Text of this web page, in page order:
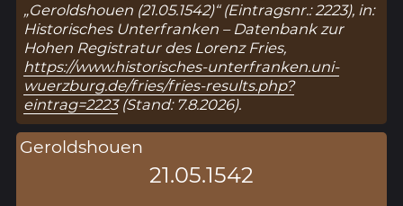
„Geroldshouen (21.05.1542)“ (Eintragsnr.: 2223), in:
Historisches Unterfranken – Datenbank zur
Hohen Registratur des Lorenz Fries,
https://www.historisches-unterfranken.uni-
wuerzburg.de/fries/fries-results.php?
eintrag=2223(Stand: 7.8.2026).
Geroldshouen
21.05.1542